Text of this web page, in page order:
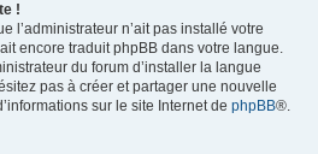
!
l’administrateur n’ait pas installé votre
encore traduit phpBB dans votre langue.
du forum d’installer la langue
pas à créer et partager une nouvelle
sur le site Internet de phpBB®.